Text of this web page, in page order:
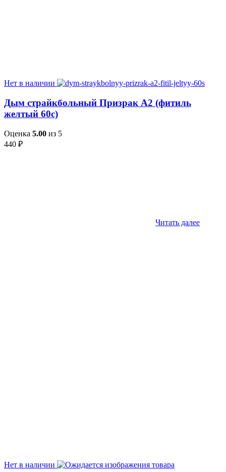
Нет в наличии
Дым страйкбольный Призрак А2 (фитиль
желтый 60с)
Оценка 5.00 из 5
440 ₽
Читать далее
Нет в наличии